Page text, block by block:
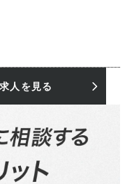
人を見る